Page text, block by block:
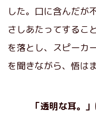
した。口に含んだが
さしあたってするこ
を落とし、スピーカ
を聞きながら、悟は
「透明な耳。